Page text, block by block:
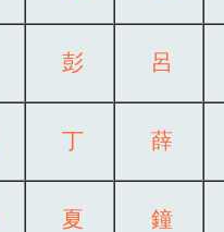
彭 呂
丁 薛
夏 鐘